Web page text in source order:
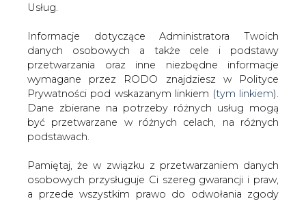
Usług.
Informacje dotyczące Administratora Twoich
danych osobowych a także cele i podstawy
przetwarzania oraz inne niezbędne informacje
wymagane przez RODO znajdziesz w Polityce
Prywatności pod wskazanym linkiem (tym linkiem).
Dane zbierane na potrzeby różnych usług mogą
być przetwarzane w różnych celach, na różnych
podstawach.
Pamiętaj, że w związku z przetwarzaniem danych
osobowych przysługuje Ci szereg gwarancji i praw,
a przede wszystkim prawo do odwołania zgody
2006-07-28 00:00
skomentuj
udostępnij:
Halemba znów pracuje